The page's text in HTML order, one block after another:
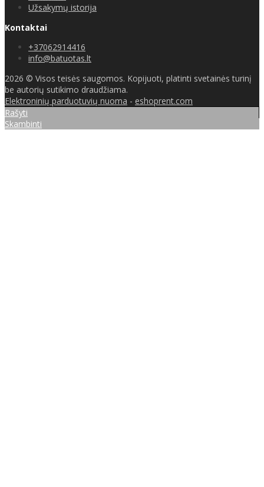
Užsakymų istorija
Kontaktai
+37062914416
info@batuotas.lt
2026 © Visos teisės saugomos. Kopijuoti, platinti svetainės turinį
be autorių sutikimo draudžiama.
Elektroninių parduotuvių nuoma - eshoprent.com
Rašyti
Skambinti